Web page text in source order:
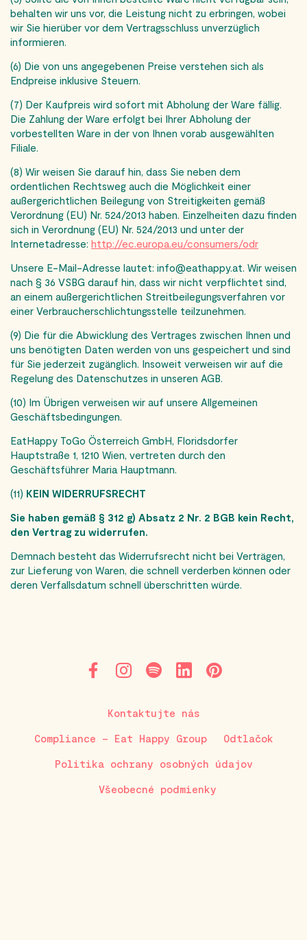
behalten wir uns vor, die Leistung nicht zu erbringen, wobei
wir Sie hierüber vor dem Vertragsschluss unverzüglich
informieren.
(6) Die von uns angegebenen Preise verstehen sich als
Endpreise inklusive Steuern.
(7) Der Kaufpreis wird sofort mit Abholung der Ware fällig.
Die Zahlung der Ware erfolgt bei Ihrer Abholung der
vorbestellten Ware in der von Ihnen vorab ausgewählten
Filiale.
(8) Wir weisen Sie darauf hin, dass Sie neben dem
ordentlichen Rechtsweg auch die Möglich­keit einer
außergerichtlichen Beilegung von Streitigkeiten gemäß
Verordnung (EU) Nr. 524/2013 haben. Einzelheiten dazu finden
sich in Verordnung (EU) Nr. 524/2013 und unter der
Internetadresse: http://ec.europa.eu/consumers/odr
Unsere E-Mail-Adresse lautet: info@eathappy.at. Wir weisen
nach § 36 VSBG darauf hin, dass wir nicht verpflichtet sind,
an einem außergerichtlichen Streitbeilegungsverfahren vor
einer Verbraucherschlichtungsstelle teilzunehmen.
(9) Die für die Abwicklung des Vertrages zwischen Ihnen und
uns benötigten Daten werden von uns gespeichert und sind
für Sie jederzeit zugänglich. Insoweit verweisen wir auf die
Regelung des Datenschutzes in unseren AGB.
(10) Im Übrigen verweisen wir auf unsere Allgemeinen
Geschäftsbedingungen.
EatHappy ToGo Österreich GmbH, Floridsdorfer
Hauptstraße 1, 1210 Wien, vertreten durch den
Geschäftsführer Maria Hauptmann.
(11) KEIN WIDERRUFSRECHT
Sie haben gemäß § 312 g) Absatz 2 Nr. 2 BGB kein Recht,
den Vertrag zu widerrufen.
Demnach besteht das Widerrufsrecht nicht bei Verträgen,
zur Lieferung von Waren, die schnell verderben können oder
deren Verfallsdatum schnell überschritten würde.
Kontaktujte nás
Compliance – Eat Happy Group Odtlačok
Politika ochrany osobných údajov
Všeobecné podmienky